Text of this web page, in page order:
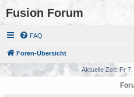
Fusion Forum
FAQ
Foren-Übersicht
Aktuelle Zeit: Fr 7.